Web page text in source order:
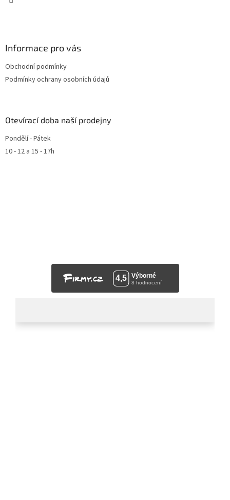
Informace pro vás
Obchodní podmínky
Podmínky ochrany osobních údajů
Otevírací doba naší prodejny
Pondělí - Pátek
10 - 12 a 15 - 17h